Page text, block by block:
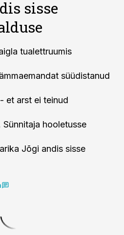
sisse
tualettruumis
süüdistanud
et arst ei teinud
hooletusse
Jõgi andis sisse